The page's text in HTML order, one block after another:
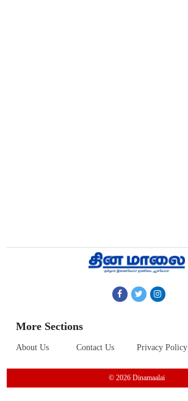
More Sections
About Us Contact Us Privacy Policy
© 2026 Dinamaalai